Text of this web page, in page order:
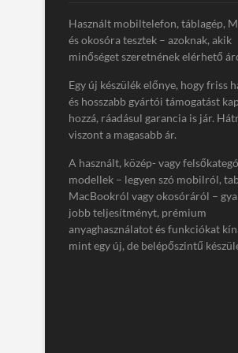
Használt mobiltelefon, táblagép,
és okosóra tesztek – azoknak, akik
minőséget szeretnének elérhető
Egy új készülék előnye, hogy friss
és hosszabb gyártói támogatást
hozzá, ráadásul garancia is jár.
viszont a magasabb ár.
A használt, közép- vagy
modellek – legyen szó mobilról,
MacBookról vagy okosóráról –
jobb teljesítményt, prémium
anyaghasználatot és funkciókat
mint egy új, de belépőszintű